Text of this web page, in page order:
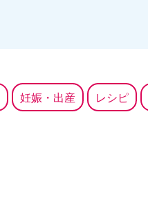
妊娠・出産 レシピ